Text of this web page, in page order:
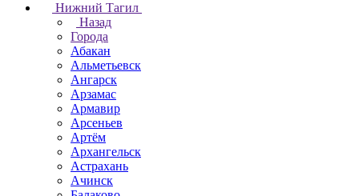
Нижний Тагил
Назад
Города
Абакан
Альметьевск
Ангарск
Арзамас
Армавир
Арсеньев
Артём
Архангельск
Астрахань
Ачинск